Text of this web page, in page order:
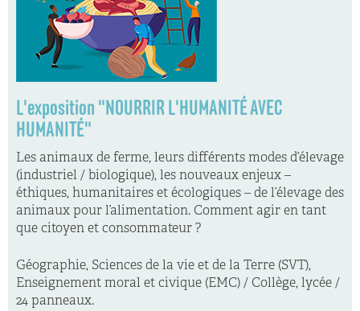
L'exposition "NOURRIR L'HUMANITÉ AVEC
HUMANITÉ"
Les animaux de ferme, leurs différents modes d’élevage
(industriel / biologique), les nouveaux enjeux –
éthiques, humanitaires et écologiques – de l’élevage des
animaux pour l’alimentation. Comment agir en tant
que citoyen et consommateur ?
Géographie, Sciences de la vie et de la Terre (SVT),
Enseignement moral et civique (EMC) / Collège, lycée /
24 panneaux.